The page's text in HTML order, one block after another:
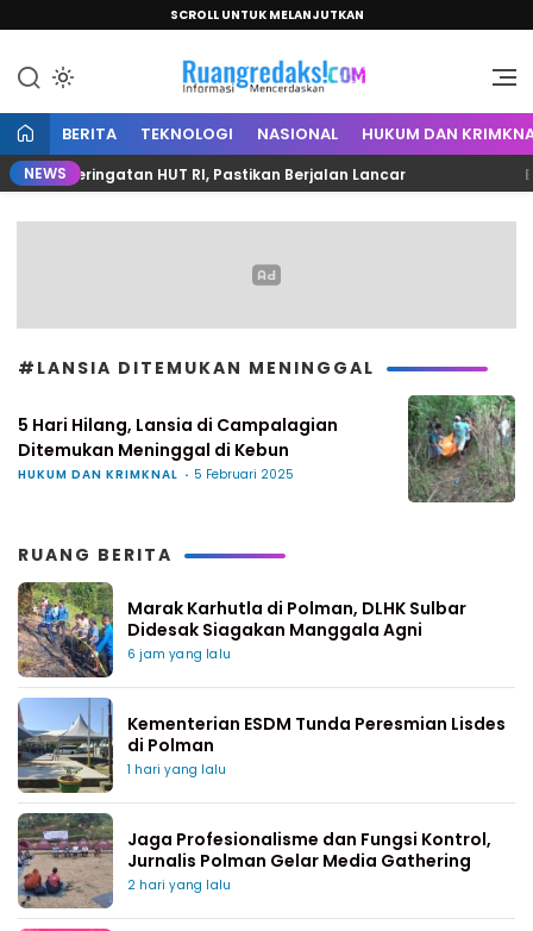
SCROLL UNTUK MELANJUTKAN
Ruang Redaksi
Informasi Mencerdaskan
BERITA TEKNOLOGI NASIONAL HUKUM DAN
NEWS
Peringatan HUT RI, Pastikan Berjalan Lancar
#LANSIA DITEMUKAN MENINGGAL
5 Hari Hilang, Lansia di Campalagian
Ditemukan Meninggal di Kebun
HUKUM DAN KRIMKNAL 5 Februari 2025
RUANG BERITA
Marak Karhutla di Polman, DLHK Sulbar
Didesak Siagakan Manggala Agni
6 jam yang lalu
Kementerian ESDM Tunda Peresmian Lisdes
di Polman
1 hari yang lalu
Jaga Profesionalisme dan Fungsi Kontrol,
Jurnalis Polman Gelar Media Gathering
2 hari yang lalu